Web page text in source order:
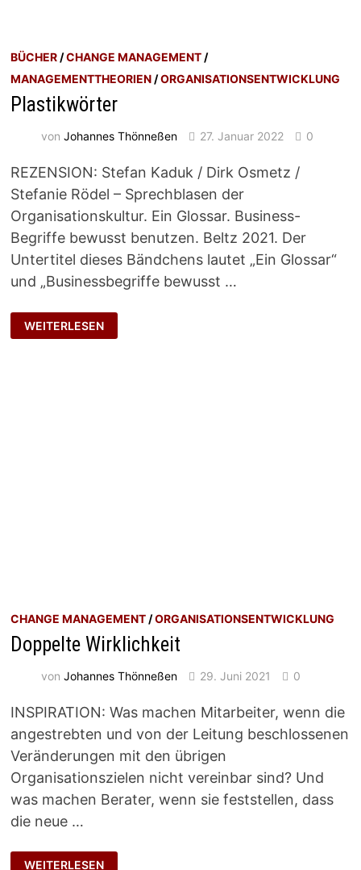
BÜCHER /CHANGE MANAGEMENT /
MANAGEMENTTHEORIEN /ORGANISATIONSENTWICKLUNG
Plastikwörter
vonJohannes Thönneßen 27. Januar 2022 0
REZENSION: Stefan Kaduk / Dirk Osmetz /
Stefanie Rödel – Sprechblasen der
Organisationskultur. Ein Glossar. Business-
Begriffe bewusst benutzen. Beltz 2021. Der
Untertitel dieses Bändchens lautet „Ein Glossar“
und „Businessbegriffe bewusst …
PLASTIKWÖRTER
WEITERLESEN
CHANGE MANAGEMENT /ORGANISATIONSENTWICKLUNG
Doppelte Wirklichkeit
vonJohannes Thönneßen 29. Juni 2021 0
INSPIRATION: Was machen Mitarbeiter, wenn die
angestrebten und von der Leitung beschlossenen
Veränderungen mit den übrigen
Organisationszielen nicht vereinbar sind? Und
was machen Berater, wenn sie feststellen, dass
die neue …
DOPPELTE
WEITERLESEN